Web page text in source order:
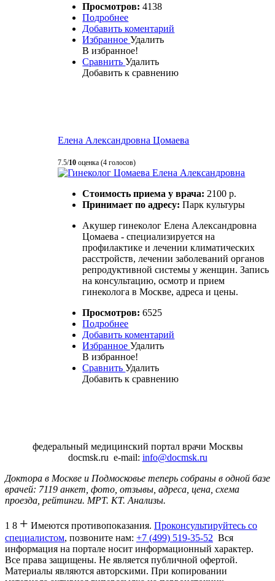
Просмотров:4138
Подробнее
Добавить коментарий
ИзбранноеУдалить
В избранное!
СравнитьУдалить
Добавить к сравнению
Елена Александровна Цомаева
7.5/10 оценка (4 голосов)
Стоимость приема у врача: 2100 р.
Принимает по адресу:Парк культуры
Акушер гинеколог Елена Александровна
Цомаева - специализируется на
профилактике и лечении климатических
расстройств, лечении заболеваний органов
репродуктивной системы у женщин. Запись
на консультацию, осмотр и прием
гинеколога в Москве, адреса и цены.
Просмотров:6525
Подробнее
Добавить коментарий
ИзбранноеУдалить
В избранное!
СравнитьУдалить
Добавить к сравнению
федеральный медицинский портал врачи Москвы
docmsk.ru e-mail: info@docmsk.ru
Доктора в Москве и Подмосковье теперь собраны в одной базе
врачей: 7119 анкет, фото, отзывы, адреса, цена, схема
проезда, рейтинги. МРТ. КТ. Анализы.
1 8 + Имеются противопоказания. Проконсультируйтесь со
специалистом, позвоните нам: +7 (499) 519-35-52 Вся
информация на портале носит информационный характер.
Все права защищены. Не является публичной офертой.
Материалы являются авторскими. При копировании